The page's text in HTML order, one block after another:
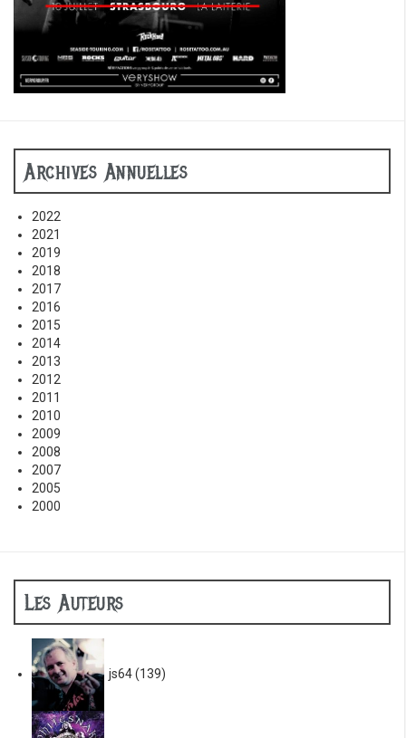
Archives Annuelles
2022
2021
2019
2018
2017
2016
2015
2014
2013
2012
2011
2010
2009
2008
2007
2005
2000
Les Auteurs
js64(139)